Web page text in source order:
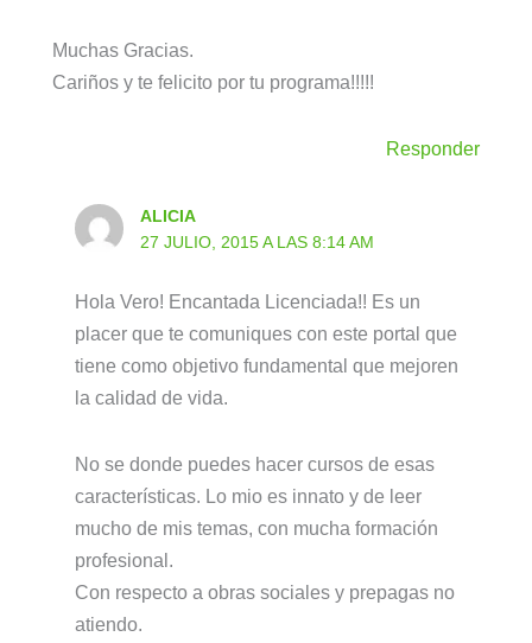
Muchas Gracias.
Cariños y te felicito por tu programa!!!!!
Responder
ALICIA
27 JULIO, 2015 A LAS 8:14 AM
Hola Vero! Encantada Licenciada!! Es un
placer que te comuniques con este portal que
tiene como objetivo fundamental que mejoren
la calidad de vida.
No se donde puedes hacer cursos de esas
características. Lo mio es innato y de leer
mucho de mis temas, con mucha formación
profesional.
Con respecto a obras sociales y prepagas no
atiendo.